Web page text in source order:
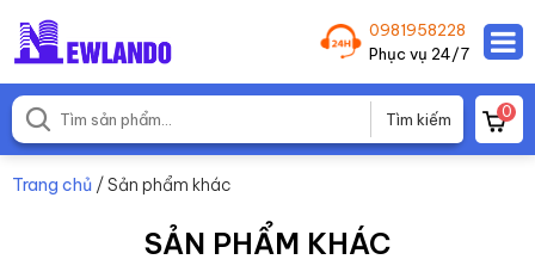
0981958228
Phục vụ 24/7
0
Trang chủ / Sản phẩm khác
SẢN PHẨM KHÁC